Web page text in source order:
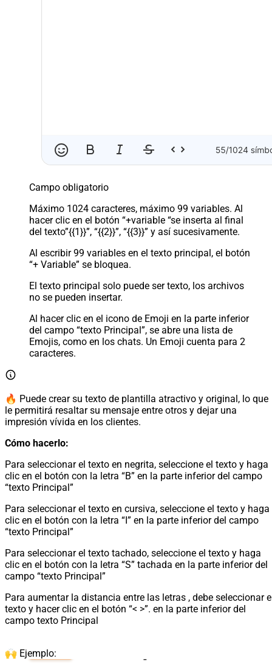
Campo obligatorio
Máximo 1024 caracteres, máximo 99 variables. Al
hacer clic en el botón “+variable “se inserta al final
del texto”{{1}}”, “{{2}}”, “{{3}}” y así sucesivamente.
Al escribir 99 variables en el texto principal, el botón
“+ Variable” se bloquea.
El texto principal solo puede ser texto, los archivos
no se pueden insertar.
Al hacer clic en el icono de Emoji en la parte inferior
del campo “texto Principal”, se abre una lista de
Emojis, como en los chats. Un Emoji cuenta para 2
caracteres.
🔥 Puede crear su texto de plantilla atractivo y original, lo que
le permitirá resaltar su mensaje entre otros y dejar una
impresión vívida en los clientes.
Cómo hacerlo:
Para seleccionar el texto en negrita, seleccione el texto y haga
clic en el botón con la letra “B” en la parte inferior del campo
“texto Principal”
Para seleccionar el texto en cursiva, seleccione el texto y haga
clic en el botón con la letra “I” en la parte inferior del campo
“texto Principal”
Para seleccionar el texto tachado, seleccione el texto y haga
clic en el botón con la letra “S” tachada en la parte inferior del
campo “texto Principal”
Para aumentar la distancia entre las letras , debe seleccionar
texto y hacer clic en el botón “< >”. en la parte inferior del
campo texto Principal
🙌 Ejemplo: